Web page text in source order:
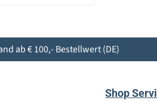
ab € 100,- Bestellwert (DE)
Shop